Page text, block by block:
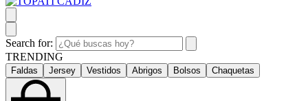
Search for:
TRENDING
Faldas Jersey Vestidos Abrigos Bolsos Chaquetas